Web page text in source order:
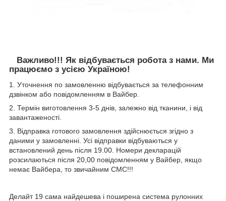
Важливо!!! Як відбувається робота з нами. Ми
працюємо з усією Україною!
1. Уточнення по замовленню відбувається за телефонним
дзвінком або повідомленням в Вайбер.
2. Термін виготовлення 3-5 днів, залежно від тканини, і від
завантаженості.
3. Відправка готового замовлення здійснюється згідно з
даними у замовленні. Усі відправки відбуваються у
встановлений день після 19.00. Номери декларацій
розсилаються після 20,00 повідомленням у Вайбер, якщо
немає Вайбера, то звичайним СМС!!!
Делайт 19 сама найдешева і поширена система рулонних